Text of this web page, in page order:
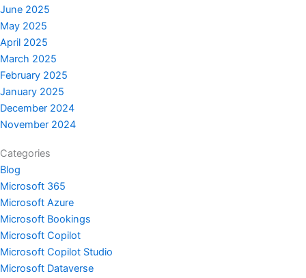
June 2025
May 2025
April 2025
March 2025
February 2025
January 2025
December 2024
November 2024
Categories
Blog
Microsoft 365
Microsoft Azure
Microsoft Bookings
Microsoft Copilot
Microsoft Copilot Studio
Microsoft Dataverse